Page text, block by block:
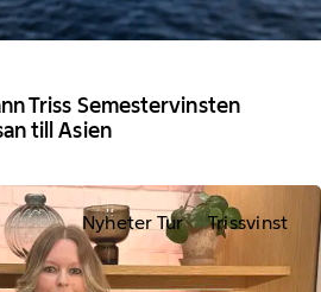
Triss Semestervinsten
till Asien
Nyheter Tur Trissvinst